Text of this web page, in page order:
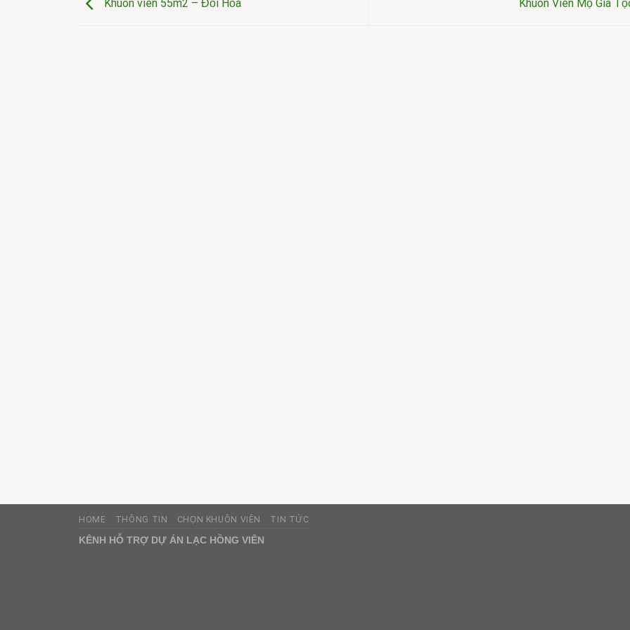
Khuôn viên 55m2 – Đồi Hỏa Khuôn Viên Mộ Gia
HOME THÔNG TIN CHỌN KHUÔN VIÊN TIN TỨC
KÊNH HỖ TRỢ DỰ ÁN LẠC HỒNG VIÊN